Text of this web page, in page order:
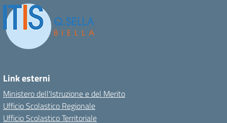
Link esterni
Ministero dell'Istruzione e del Merito
Ufficio Scolastico Regionale
Ufficio Scolastico Territoriale